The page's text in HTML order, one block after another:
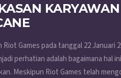
Games pada tanggal 22 Januari
perhatian adalah bagaimana hal
Meskipun Riot Games telah